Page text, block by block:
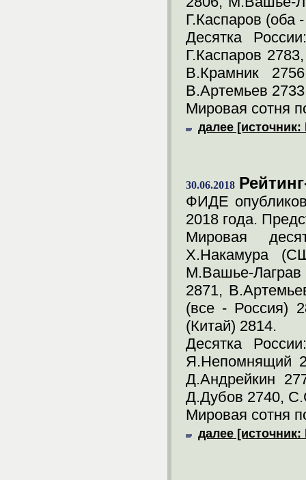
Г.Каспаров (оба
Десятка
Г.Каспаров
В.Крамник
В.Артемьев
Мировая сотня
далее
30.06.2018
ФИДЕ
2018 года.
Мировая
Х.Накамура
М.Вашье-
2871,
(все - Россия)
(Китай) 2814.
Десятка
Я.Непомнящий
Д.Андрейкин
Д.Дубов 2740,
Мировая сотня
далее